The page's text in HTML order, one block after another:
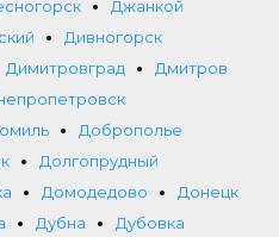
Джанкой
Дивногорск
Димитровград
Дмитров
Доброполье
Долгопрудный
Домодедово
Донецк
Дубна
Дубовка